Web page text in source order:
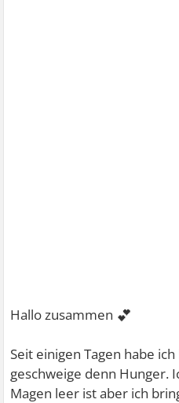
Hallo zusammen 💕
Seit einigen Tagen habe
geschweige denn Hunger.
Magen leer ist aber ich